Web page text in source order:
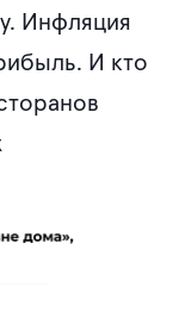
Инфляция
И кто